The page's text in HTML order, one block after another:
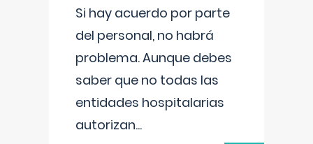
Si hay acuerdo por parte
del personal, no habrá
problema. Aunque debes
saber que no todas las
entidades hospitalarias
autorizan...